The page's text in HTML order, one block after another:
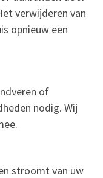
verwijderen van
opnieuw een
of
nodig. Wij
stroomt van uw